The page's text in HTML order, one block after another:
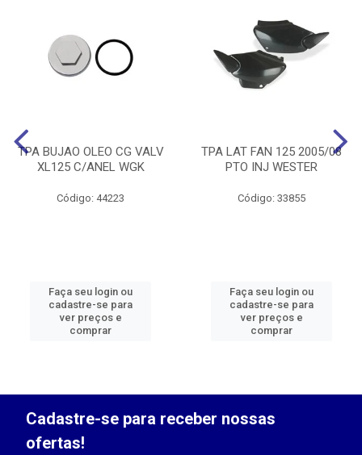
TPA BUJAO OLEO CG VALV
XL125 C/ANEL WGK
Código: 44223
Faça seu login ou
cadastre-se para
ver preços e
comprar
TPA LAT FAN 125 2005/08
PTO INJ WESTER
Código: 33855
Faça seu login ou
cadastre-se para
ver preços e
comprar
Cadastre-se para receber nossas
ofertas!